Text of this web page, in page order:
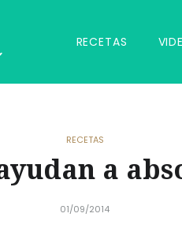
RECETAS
RECETAS
a
01/09/2014